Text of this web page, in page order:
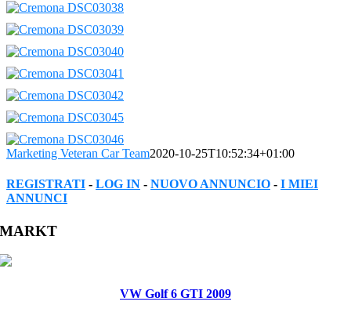
Marketing Veteran Car Team2020-10-25T10:52:34+01:00
REGISTRATI - LOG IN - NUOVO ANNUNCIO - I MIEI
ANNUNCI
Facebook
Twitter
Reddit
LinkedIn
WhatsApp
Tumblr
Pinterest
Vk
Xing
Email
MARKT
VW Golf 6 GTI 2009